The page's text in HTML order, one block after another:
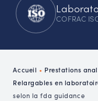
COFRAC
Accueil • Prestations
Relargables en
selon la fda guidance